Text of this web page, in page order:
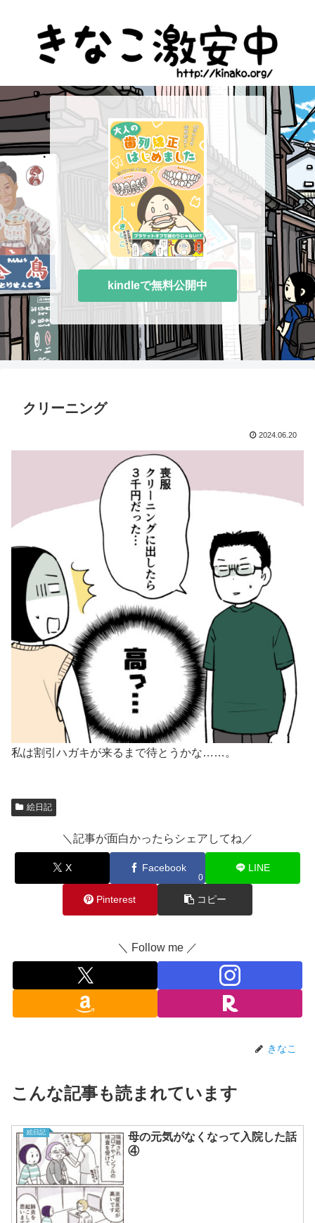
kindleで無料公開中
クリーニング
2024.06.20
私は割引ハガキが来るまで待とうかな……。
絵日記
＼記事が面白かったらシェアしてね／
X Facebook
0
LINE
Pinterest コピー
＼ Follow me ／
きなこ
こんな記事も読まれています
絵日記
母の元気がなくなって入院した話
④